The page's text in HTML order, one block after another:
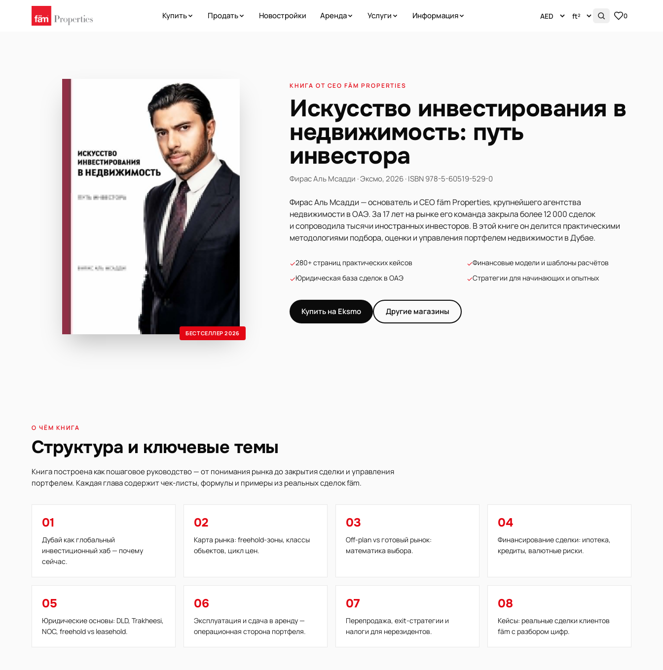
Купить Продать Новостройки Аренда Услуги Информация 0
БЕСТСЕЛЛЕР 2026
КНИГА ОТ CEO FÄM PROPERTIES
Искусство инвестирования в
недвижимость: путь
инвестора
Фирас Аль Мсадди · Эксмо, 2026 · ISBN 978-5-60519-529-0
Фирас Аль Мсадди — основатель и CEO fäm Properties, крупнейшего агентства
недвижимости в ОАЭ. За 17 лет на рынке его команда закрыла более 12 000 сделок
и сопроводила тысячи иностранных инвесторов. В этой книге он делится практическими
методологиями подбора, оценки и управления портфелем недвижимости в Дубае.
✓280+ страниц практических кейсов ✓Финансовые модели и шаблоны расчётов
✓Юридическая база сделок в ОАЭ ✓Стратегии для начинающих и опытных
Купить на Eksmo Другие магазины
О ЧЁМ КНИГА
Структура и ключевые темы
Книга построена как пошаговое руководство — от понимания рынка до закрытия сделки и управления
портфелем. Каждая глава содержит чек-листы, формулы и примеры из реальных сделок fäm.
01
Дубай как глобальный
инвестиционный хаб — почему
сейчас.
02
Карта рынка: freehold-зоны, классы
объектов, цикл цен.
03
Off-plan vs готовый рынок:
математика выбора.
04
Финансирование сделки: ипотека,
кредиты, валютные риски.
05
Юридические основы: DLD, Trakheesi,
NOC, freehold vs leasehold.
06
Эксплуатация и сдача в аренду —
операционная сторона портфеля.
07
Перепродажа, exit-стратегии и
налоги для нерезидентов.
08
Кейсы: реальные сделки клиентов
fäm с разбором цифр.